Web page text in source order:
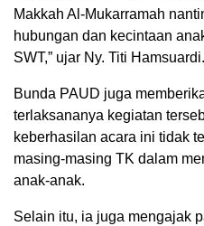
Makkah Al-Mukarramah
hubungan dan kecintaan
SWT,” ujar Ny. Titi Hamsuardi.
Bunda PAUD juga
terlaksananya kegiatan
keberhasilan acara ini tidak
masing-masing TK dalam
anak-anak.
Selain itu, ia juga mengajak